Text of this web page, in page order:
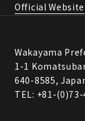
Official Website
Wakayama
1-1
640-8585,
TEL: +81-